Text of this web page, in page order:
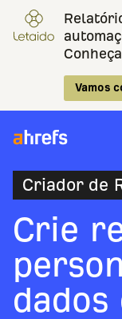
Vamos
Criador de
Crie
dados